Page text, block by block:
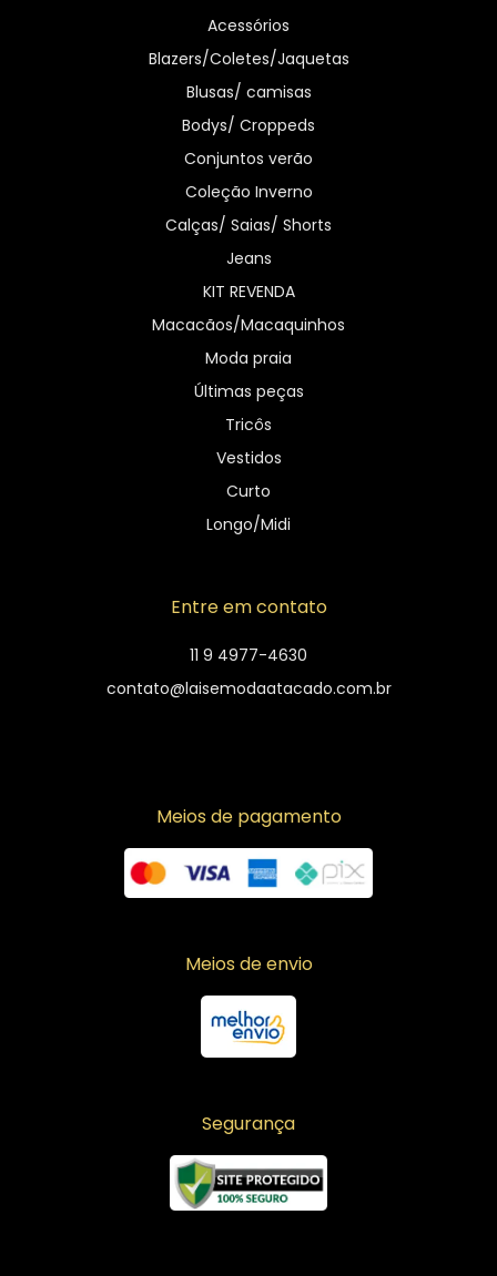
Acessórios
Blazers/Coletes/Jaquetas
Blusas/ camisas
Bodys/ Croppeds
Conjuntos verão
Coleção Inverno
Calças/ Saias/ Shorts
Jeans
KIT REVENDA
Macacãos/Macaquinhos
Moda praia
Últimas peças
Tricôs
Vestidos
Curto
Longo/Midi
Entre em contato
11 9 4977-4630
contato@laisemodaatacado.com.br
Meios de pagamento
Meios de envio
Segurança